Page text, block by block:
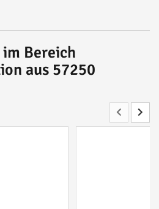
Bereich
aus 57250